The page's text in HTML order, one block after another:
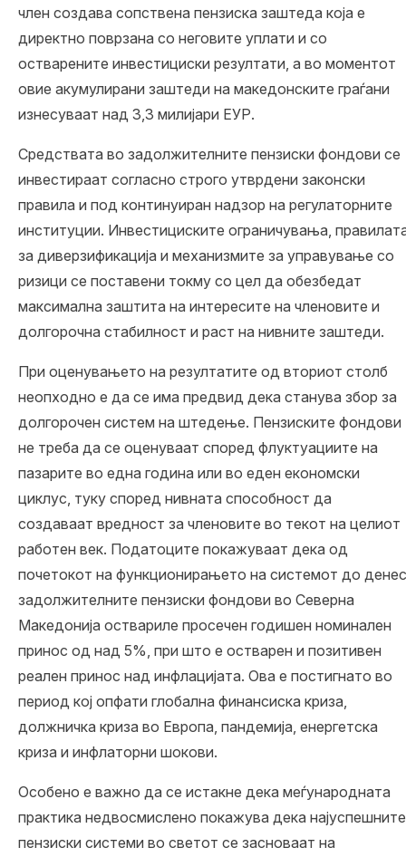
член создава сопствена пензиска заштеда која е
директно поврзана со неговите уплати и со
остварените инвестициски резултати, а во моментот
овие акумулирани заштеди на македонските граѓани
изнесуваат над 3,3 милијари ЕУР.
Средствата во задолжителните пензиски фондови се
инвестираат согласно строго утврдени законски
правила и под континуиран надзор на регулаторните
институции. Инвестициските ограничувања,
за диверзификација и механизмите за управување со
ризици се поставени токму со цел да обезбедат
максимална заштита на интересите на членовите и
долгорочна стабилност и раст на нивните заштеди.
При оценувањето на резултатите од вториот столб
неопходно е да се има предвид дека станува збор за
долгорочен систем на штедење. Пензиските фондови
не треба да се оценуваат според флуктуациите на
пазарите во една година или во еден економски
циклус, туку според нивната способност да
создаваат вредност за членовите во текот на целиот
работен век. Податоците покажуваат дека од
почетокот на функционирањето на системот до денес
задолжителните пензиски фондови во Северна
Македонија оствариле просечен годишен номинален
принос од над 5%, при што е остварен и позитивен
реален принос над инфлацијата. Ова е постигнато во
период кој опфати глобална финансиска криза,
должничка криза во Европа, пандемија, енергетска
криза и инфлаторни шокови.
Особено е важно да се истакне дека меѓународната
практика недвосмислено покажува дека најуспешните
пензиски системи во светот се засноваат на